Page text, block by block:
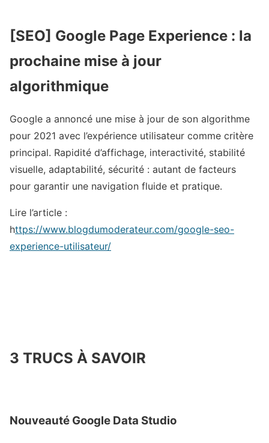
[SEO] Google Page Experience : la
prochaine mise à jour
algorithmique
Google a annoncé une mise à jour de son algorithme
pour 2021 avec l’expérience utilisateur comme critère
principal. Rapidité d’affichage, interactivité, stabilité
visuelle, adaptabilité, sécurité : autant de facteurs
pour garantir une navigation fluide et pratique.
Lire l’article :
https://www.blogdumoderateur.com/google-seo-
experience-utilisateur/
3 TRUCS À SAVOIR
Nouveauté Google Data Studio